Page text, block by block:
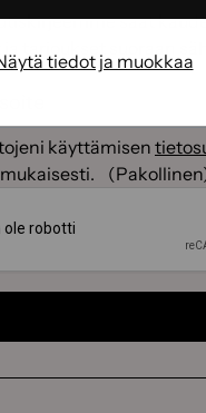
tiedot ja muokkaa
saat
käyttämisen
mukaisesti.